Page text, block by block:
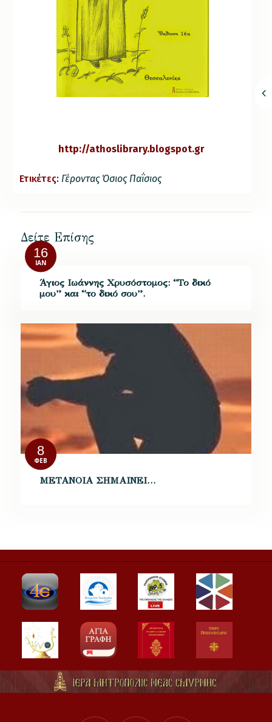
http://athoslibrary.blogspot.gr
Ετικέτες: Γέροντας Όσιος Παΐσιος
Δείτε Επίσης
16
ΙΑΝ
Άγιος Ιωάννης Χρυσόστομος: “Το δικό
μου” και “το δικό σου”.
8
ΦΕΒ
ΜΕΤΑΝΟΙΑ ΣΗΜΑΙΝΕΙ…